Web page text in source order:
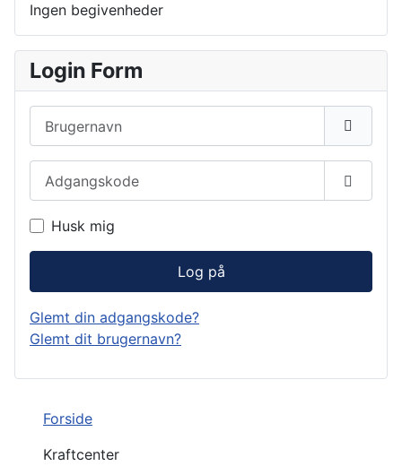
Forside
Kraftcenter
Ingen begivenheder
Login Form
Vis
Husk mig
Log på
Glemt din adgangskode?
Glemt dit brugernavn?